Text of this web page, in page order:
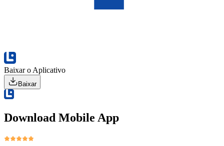
Baixar o Aplicativo
Baixar
Download Mobile App